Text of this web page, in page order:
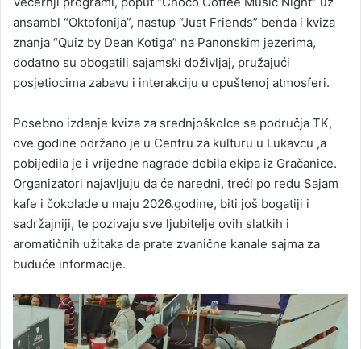
ansambl “Oktofonija”, nastup “Just Friends” benda i kviza
znanja “Quiz by Dean Kotiga” na Panonskim jezerima,
dodatno su obogatili sajamski doživljaj, pružajući
posjetiocima zabavu i interakciju u opuštenoj atmosferi.
Posebno izdanje kviza za srednjoškolce sa područja TK,
ove godine održano je u Centru za kulturu u Lukavcu ,a
pobijedila je i vrijedne nagrade dobila ekipa iz Gračanice.
Organizatori najavljuju da će naredni, treći po redu Sajam
kafe i čokolade u maju 2026.godine, biti još bogatiji i
sadržajniji, te pozivaju sve ljubitelje ovih slatkih i
aromatičnih užitaka da prate zvanične kanale sajma za
buduće informacije.